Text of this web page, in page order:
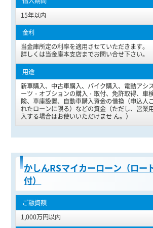
15年以内
当金庫所定の利率を適用させていただきます。
詳しくは当金庫本支店までお問い合せ下さい。
新車購入、中古車購入、バイク購入、電動アシ
ーツ・オプションの購入・取付、免許取得、車
険、車庫設置、自動車購入資金の借換（申込人
れたローンに限る）などの資金（ただし、営業
入する場合はお使いいただけませ ん。）
かしんRSマイカーローン（ロー
付）
1,000万円以内